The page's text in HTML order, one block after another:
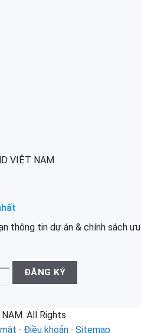
VIỆT NAM
thông tin dự án & chính sách ưu
ĐĂNG KÝ
All Rights
· Điều khoản · Sitemap